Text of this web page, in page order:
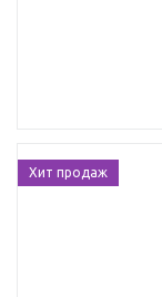
Хит продаж